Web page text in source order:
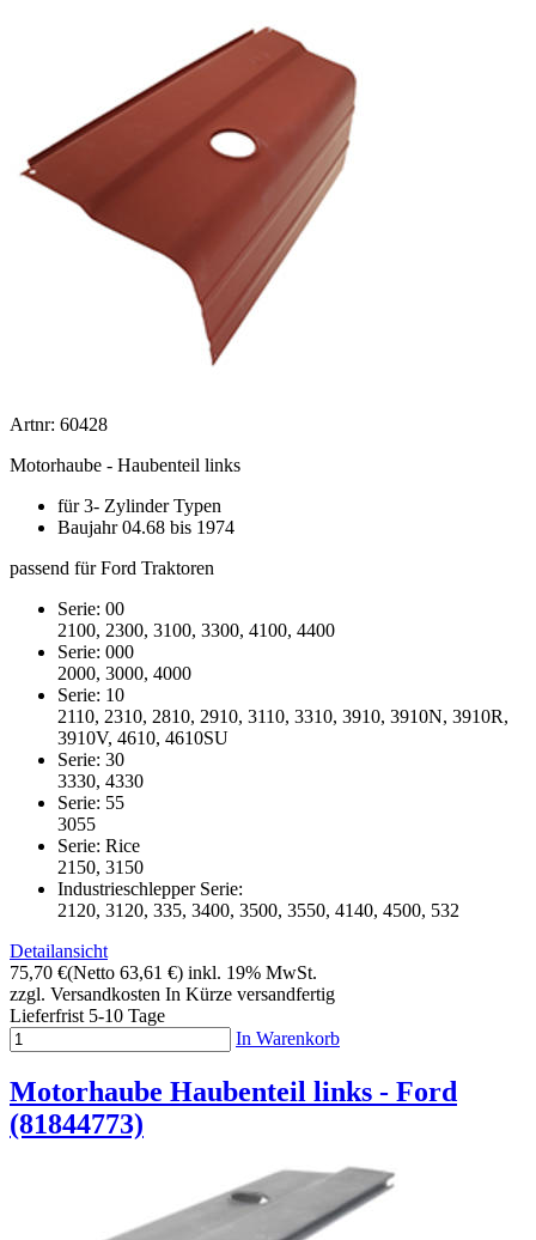
Artnr: 60428
Motorhaube - Haubenteil links
für 3- Zylinder Typen
Baujahr 04.68 bis 1974
passend für Ford Traktoren
Serie: 00
2100, 2300, 3100, 3300, 4100, 4400
Serie: 000
2000, 3000, 4000
Serie: 10
2110, 2310, 2810, 2910, 3110, 3310, 3910, 3910N, 3910R,
3910V, 4610, 4610SU
Serie: 30
3330, 4330
Serie: 55
3055
Serie: Rice
2150, 3150
Industrieschlepper Serie:
2120, 3120, 335, 3400, 3500, 3550, 4140, 4500, 532
Detailansicht
75,70 €(Netto 63,61 €) inkl. 19% MwSt.
zzgl. Versandkosten In Kürze versandfertig
Lieferfrist 5-10 Tage
In Warenkorb
Motorhaube Haubenteil links - Ford
(81844773)